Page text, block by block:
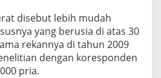
disebut lebih mudah
yang berusia di atas 30
rekannya di tahun 2009
dengan koresponden
pria.